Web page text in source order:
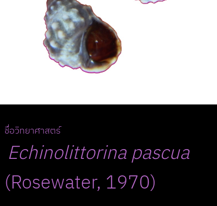
ชื่อวิทยาศาสตร์
Echinolittorina pascua
(Rosewater, 1970)